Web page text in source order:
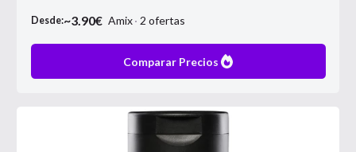
Desde:~3.90€ Amix 2 ofertas
Comparar Precios